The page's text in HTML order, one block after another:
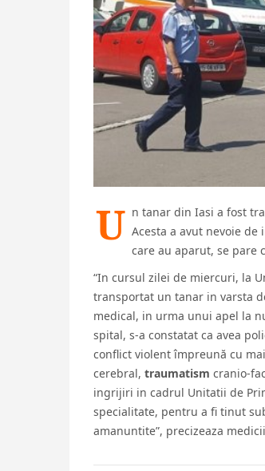
U n tanar din Iasi a fost
Acesta a avut nevoie
care au aparut, se pare
“In cursul zilei de miercuri, la
transportat un tanar in varsta
medical, in urma unui apel la
spital, s-a constatat ca avea
conflict violent împreună cu
cerebral, traumatism cranio-
ingrijiri in cadrul Unitatii de
specialitate, pentru a fi tinut
amanuntite”, precizeaza